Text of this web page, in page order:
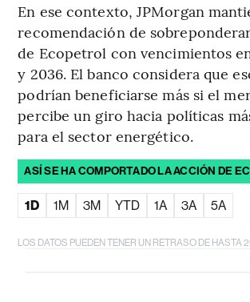
En ese contexto, JPMorgan
recomendación de
de Ecopetrol con vencimientos
y 2036. El banco considera que
podrían beneficiarse más si el
percibe un giro hacia políticas
para el sector energético.
ASÍ SE HA COMPORTADO LA ACCIÓN DE
1D 1M 3M YTD 1A 3A 5A
LOS DATOS PUEDEN TENER UN RETRASO DE HASTA